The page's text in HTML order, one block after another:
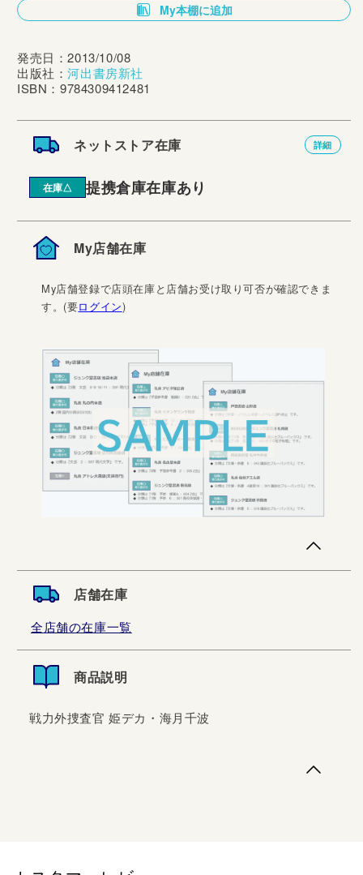
My本棚に追加
発売日：2013/10/08
出版社：河出書房新社
ISBN：9784309412481
ネットストア在庫 詳細
在庫△ 提携倉庫在庫あり
My店舗在庫
My店舗登録で店頭在庫と店舗お受け取り可否が確認できま
す。(要ログイン)
店舗在庫
全店舗の在庫一覧
商品説明
戦力外捜査官 姫デカ・海月千波